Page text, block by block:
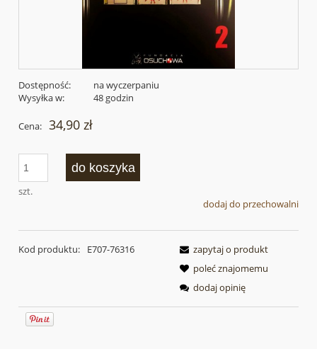
Dostępność:
na wyczerpaniu
Wysyłka w:
48 godzin
Cena: 34,90 zł
szt.
do koszyka
dodaj do przechowalni
Kod produktu: E707-76316
zapytaj o produkt
poleć znajomemu
dodaj opinię